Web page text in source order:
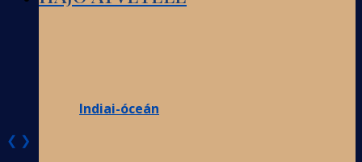
Indiai-óceán
❮ ❯